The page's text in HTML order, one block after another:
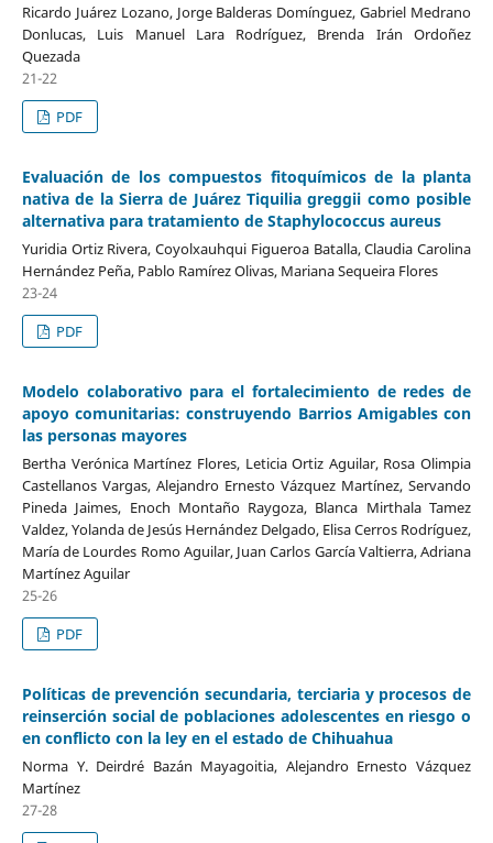
Ricardo Juárez Lozano, Jorge Balderas Domínguez, Gabriel Medrano
Donlucas, Luis Manuel Lara Rodríguez, Brenda Irán Ordoñez
Quezada
21-22
PDF
Evaluación de los compuestos fitoquímicos de la planta
nativa de la Sierra de Juárez Tiquilia greggii como posible
alternativa para tratamiento de Staphylococcus aureus
Yuridia Ortiz Rivera, Coyolxauhqui Figueroa Batalla, Claudia Carolina
Hernández Peña, Pablo Ramírez Olivas, Mariana Sequeira Flores
23-24
PDF
Modelo colaborativo para el fortalecimiento de redes de
apoyo comunitarias: construyendo Barrios Amigables con
las personas mayores
Bertha Verónica Martínez Flores, Leticia Ortiz Aguilar, Rosa Olimpia
Castellanos Vargas, Alejandro Ernesto Vázquez Martínez, Servando
Pineda Jaimes, Enoch Montaño Raygoza, Blanca Mirthala Tamez
Valdez, Yolanda de Jesús Hernández Delgado, Elisa Cerros Rodríguez,
María de Lourdes Romo Aguilar, Juan Carlos García Valtierra, Adriana
Martínez Aguilar
25-26
PDF
Políticas de prevención secundaria, terciaria y procesos de
reinserción social de poblaciones adolescentes en riesgo o
en conflicto con la ley en el estado de Chihuahua
Norma Y. Deirdré Bazán Mayagoitia, Alejandro Ernesto Vázquez
Martínez
27-28